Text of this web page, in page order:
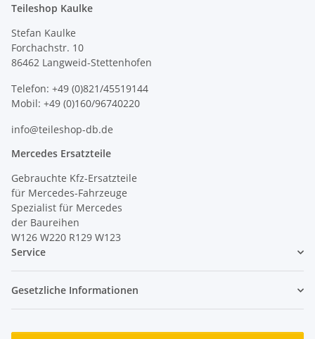
Teileshop Kaulke
Stefan Kaulke
Forchachstr. 10
86462 Langweid-Stettenhofen
Telefon: +49 (0)821/45519144
Mobil: +49 (0)160/96740220
info@teileshop-db.de
Mercedes Ersatzteile
Gebrauchte Kfz-Ersatzteile
für Mercedes-Fahrzeuge
Spezialist für Mercedes
der Baureihen
W126 W220 R129 W123
Service
Gesetzliche Informationen